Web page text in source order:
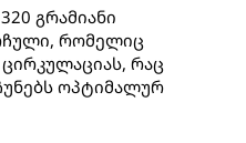
320 გრამიანი
რომელიც
რაც
ოპტიმალურ